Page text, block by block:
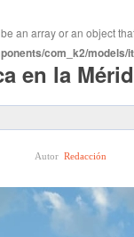
an array or an object
com_k2/models/
en la
Autor Redacción